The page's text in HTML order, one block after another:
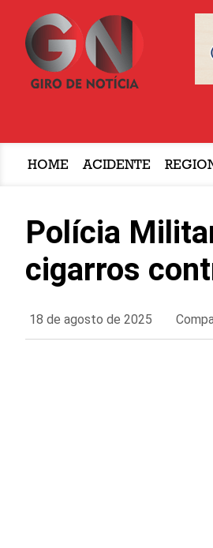
HOME ACIDENTE
Polícia
cigarros
18 de agosto de 2025